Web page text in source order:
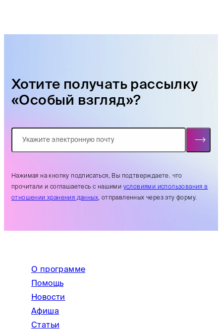
Хотите получать рассылку
«Особый взгляд»?
Нажимая на кнопку подписаться, Вы подтверждаете. что
прочитали и соглашаетесь с нашими условиями использования в
отношении хранения данных , отправленных через эту форму.
О программе
Помощь
Новости
Афиша
Статьи